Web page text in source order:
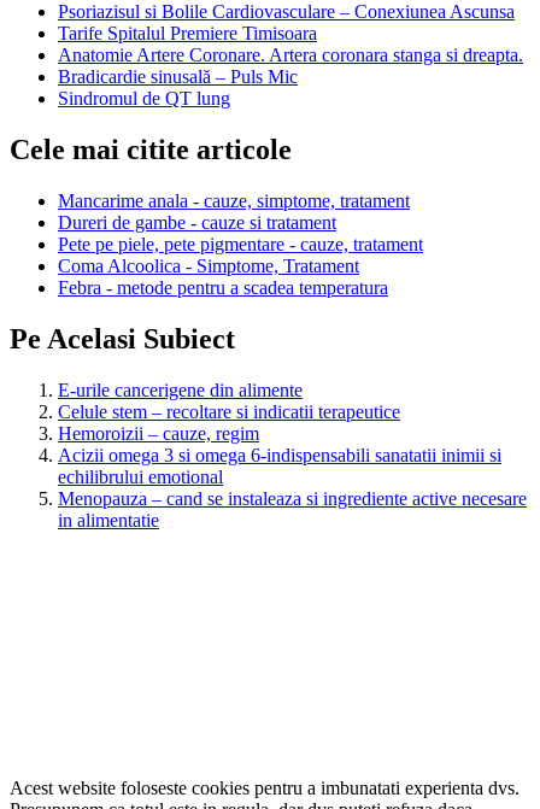
Psoriazisul si Bolile Cardiovasculare – Conexiunea Ascunsa
Tarife Spitalul Premiere Timisoara
Anatomie Artere Coronare. Artera coronara stanga si dreapta.
Bradicardie sinusală – Puls Mic
Sindromul de QT lung
Cele mai citite articole
Mancarime anala - cauze, simptome, tratament
Dureri de gambe - cauze si tratament
Pete pe piele, pete pigmentare - cauze, tratament
Coma Alcoolica - Simptome, Tratament
Febra - metode pentru a scadea temperatura
Pe Acelasi Subiect
E-urile cancerigene din alimente
Celule stem – recoltare si indicatii terapeutice
Hemoroizii – cauze, regim
Acizii omega 3 si omega 6-indispensabili sanatatii inimii si
echilibrului emotional
Menopauza – cand se instaleaza si ingrediente active necesare
in alimentatie
Acest website foloseste cookies pentru a imbunatati experienta dvs.